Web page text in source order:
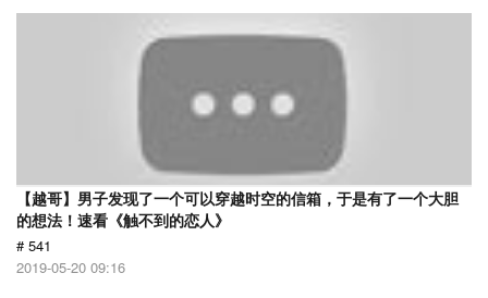
【越哥】男子发现了一个可以穿越时空的信箱，于是有了一个大胆
的想法！速看《触不到的恋人》
# 541
2019-05-20 09:16